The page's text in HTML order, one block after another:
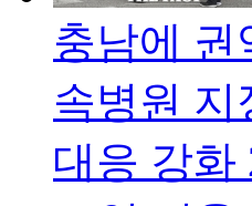
충남에 권
속병원 지
대응 강화